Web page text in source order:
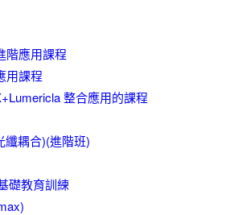
階應用課程
用課程
整合應用的課程
纖耦合)(進階班)
礎教育訓練